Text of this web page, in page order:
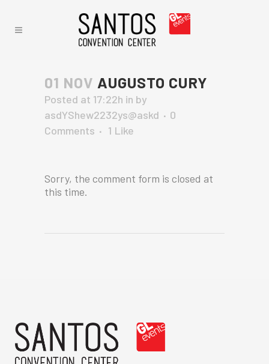
01 NOV AUGUSTO CURY
Posted at 17:22h in by
asdYShew2232ys@askd
0
Comments
1 Like
Sorry, the comment form is closed at
this time.